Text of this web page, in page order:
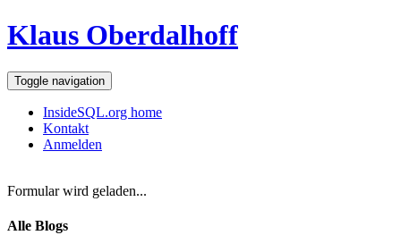
Klaus Oberdalhoff
Toggle navigation
InsideSQL.org home
Kontakt
Anmelden
Formular wird geladen...
Alle Blogs